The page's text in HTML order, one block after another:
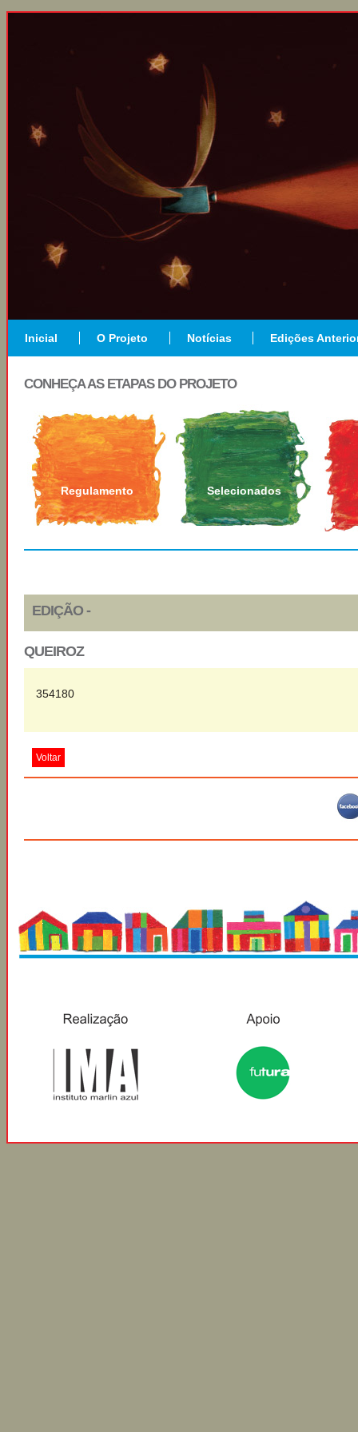
Inicial O Projeto Notícias Edições
CONHEÇA AS ETAPAS DO PROJETO
Regulamento Selecionados
EDIÇÃO -
QUEIROZ
354180
Voltar